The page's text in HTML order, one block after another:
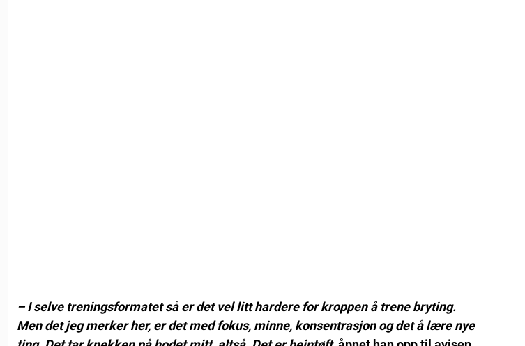
– I selve treningsformatet så er det vel litt hardere for kroppen å trene bryting.
Men det jeg merker her, er det med fokus, minne, konsentrasjon og det å lære nye